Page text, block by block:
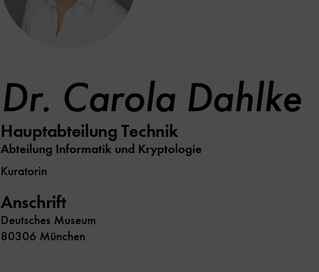
Dr. Carola Dahlke
Hauptabteilung Technik
Abteilung Informatik und Kryptologie
Kuratorin
Anschrift
Deutsches Museum
80306 München